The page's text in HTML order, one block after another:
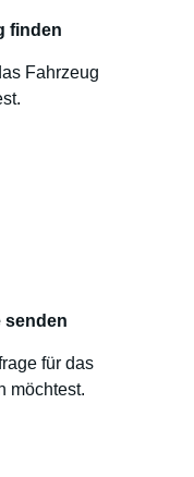
finden
Fahrzeug
senden
für das
möchtest.